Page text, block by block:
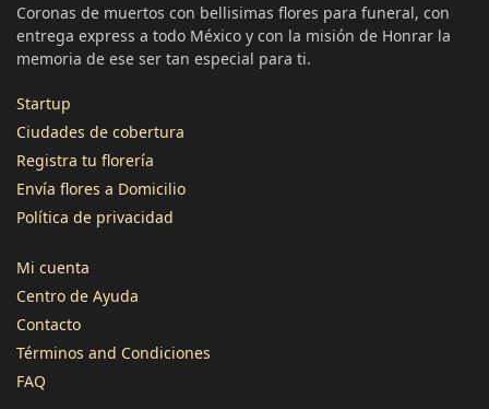
Coronas de muertos con bellisimas flores para funeral, con
entrega express a todo México y con la misión de Honrar la
memoria de ese ser tan especial para ti.
Startup
Ciudades de cobertura
Registra tu florería
Envía flores a Domicilio
Política de privacidad
Mi cuenta
Centro de Ayuda
Contacto
Términos and Condiciones
FAQ
3496 Reseñas